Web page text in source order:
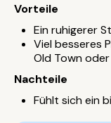
Vorteile
Ein ruhigerer
Viel besseres
Old Town
Nachteile
Fühlt sich ein